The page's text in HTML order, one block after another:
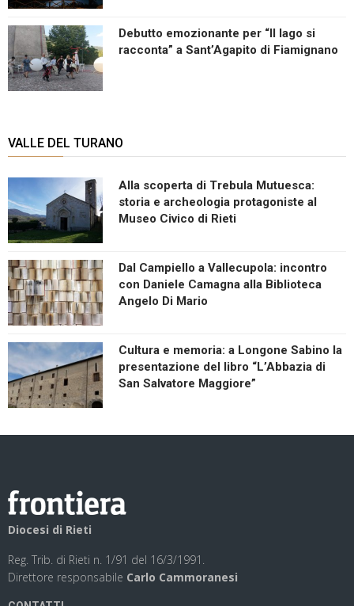
Debutto emozionante per “Il lago si
racconta” a Sant’Agapito di Fiamignano
VALLE DEL TURANO
Alla scoperta di Trebula Mutuesca:
storia e archeologia protagoniste al
Museo Civico di Rieti
Dal Campiello a Vallecupola: incontro
con Daniele Camagna alla Biblioteca
Angelo Di Mario
Cultura e memoria: a Longone Sabino la
presentazione del libro “L’Abbazia di
San Salvatore Maggiore”
Diocesi di Rieti
Reg. Trib. di Rieti n. 1/91 del 16/3/1991.
Direttore responsabile Carlo Cammoranesi